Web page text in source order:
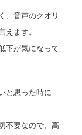
、音声のクオリ
ます。
下が気になって
と思った時に
不要なので、高